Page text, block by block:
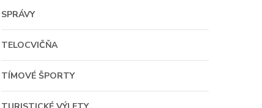
SPRÁVY
TELOCVIČŇA
TÍMOVÉ ŠPORTY